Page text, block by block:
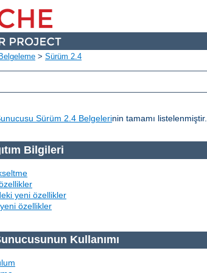
Belgeleme > Sürüm 2.4
Sürüm 2.4 Belgelerinin tamamı listelenmiştir.
Bilgileri
yeni özellikler
özellikler
Kullanımı